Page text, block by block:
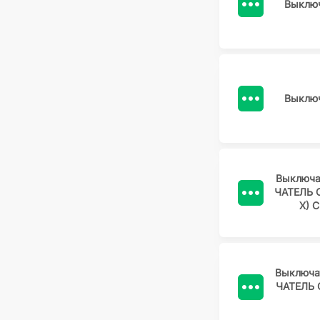
ЧАТЕЛЬ
Х)
ЧАТЕЛЬ